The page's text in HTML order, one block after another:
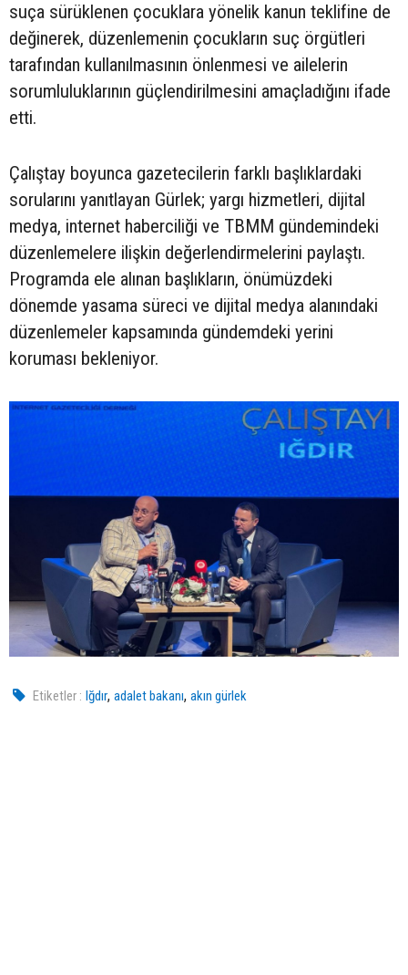
suça sürüklenen çocuklara yönelik kanun teklifine de
değinerek, düzenlemenin çocukların suç örgütleri
tarafından kullanılmasının önlenmesi ve ailelerin
sorumluluklarının güçlendirilmesini amaçladığını ifade
etti.
Çalıştay boyunca gazetecilerin farklı başlıklardaki
sorularını yanıtlayan Gürlek; yargı hizmetleri, dijital
medya, internet haberciliği ve TBMM gündemindeki
düzenlemelere ilişkin değerlendirmelerini paylaştı.
Programda ele alınan başlıkların, önümüzdeki
dönemde yasama süreci ve dijital medya alanındaki
düzenlemeler kapsamında gündemdeki yerini
koruması bekleniyor.
Etiketler : Iğdır,adalet bakanı,akın gürlek